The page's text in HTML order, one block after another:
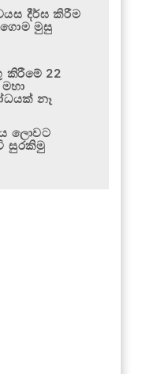
දීර්ඝ කිරීම
ගොම මුසු
කිරීමේ 22
නෑ
ලොවට
සුරකිමු